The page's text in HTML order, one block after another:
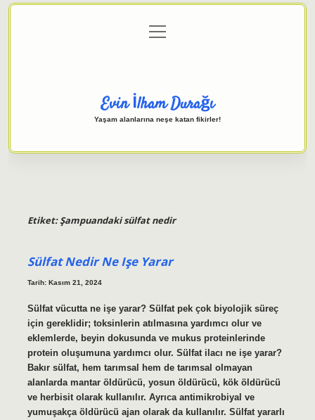
Gizlilik Politikası
menüyü
aç
Evin İlham Durağı
Yaşam alanlarına neşe katan fikirler!
Etiket:Şampuandaki sülfat nedir
Sülfat Nedir Ne Işe Yarar
Tarih: Kasım 21, 2024
Sülfat vücutta ne işe yarar? Sülfat pek çok biyolojik süreç
için gereklidir; toksinlerin atılmasına yardımcı olur ve
eklemlerde, beyin dokusunda ve mukus proteinlerinde
protein oluşumuna yardımcı olur. Sülfat ilacı ne işe yarar?
Bakır sülfat, hem tarımsal hem de tarımsal olmayan
alanlarda mantar öldürücü, yosun öldürücü, kök öldürücü
ve herbisit olarak kullanılır. Ayrıca antimikrobiyal ve
yumuşakça öldürücü ajan olarak da kullanılır. Sülfat yararlı